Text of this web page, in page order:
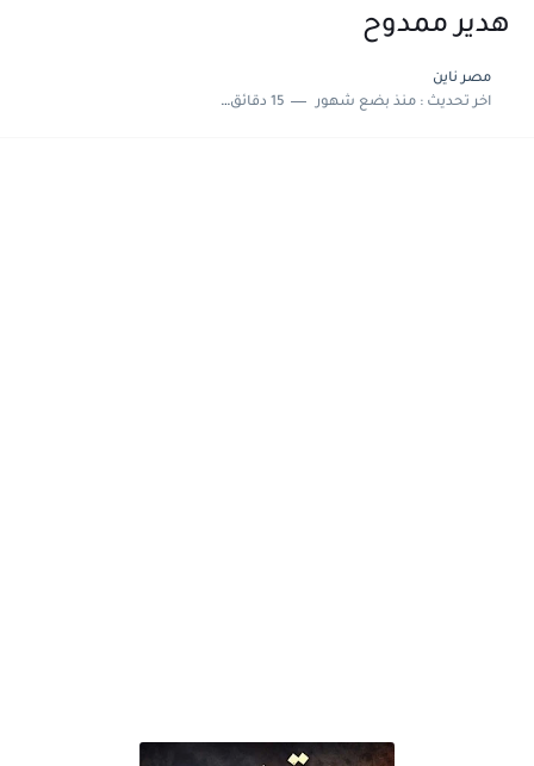
هدير ممدوح
مصر ناين
اخر تحديث :منذ بضع شهور 15 دقائق للقراءة